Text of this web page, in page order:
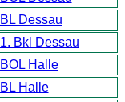
BL Dessau
1. Bkl Dessau
BOL Halle
BL Halle